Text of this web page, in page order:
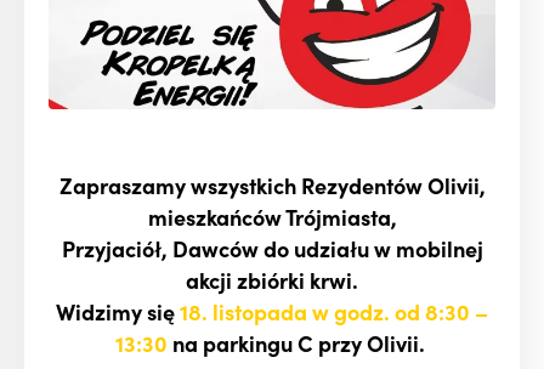
Zapraszamy wszystkich Rezydentów Olivii,
mieszkańców Trójmiasta,
Przyjaciół, Dawców do udziału w mobilnej
akcji zbiórki krwi.
Widzimy się18. listopada w godz. od 8:30 –
13:30 na parkingu C przy Olivii.